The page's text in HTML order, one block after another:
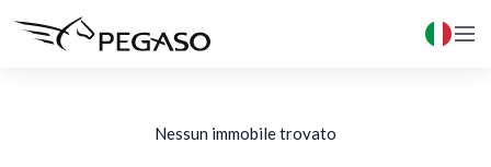

Nessun immobile trovato